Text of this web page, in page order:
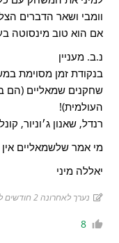
וומבי ושאר הדברים
אם הוא טוב מינסוטה
נ.ב. מעניין
העולמית)!
רנדל, שאנון ג׳וניור,
מי אמר שלשמאליים אין
יאללה מיני
נערך לאחרונה 2 חודשים לפני על ידי Penny
8